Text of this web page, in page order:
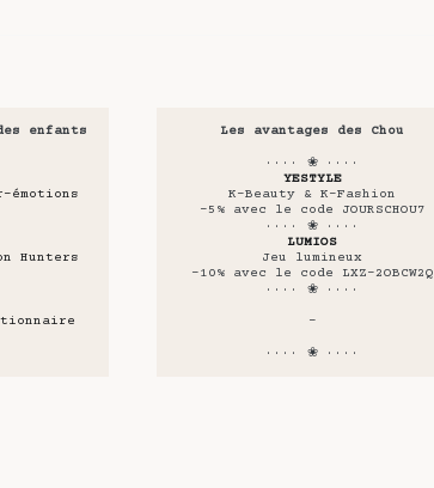
enfants
émotions
Hunters
Les avantages des Chou
···· ❀ ····
YESTYLE
K-Beauty & K-Fashion
-5% avec le code JOURSCHOU7
···· ❀ ····
LUMIOS
Jeu lumineux
-10% avec le code LXZ-2OBCW2Q
···· ❀ ····
-
···· ❀ ····